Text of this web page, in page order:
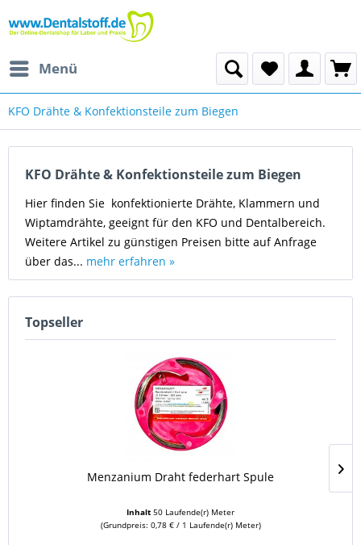
Menü
KFO Drähte & Konfektionsteile zum Biegen
KFO Drähte & Konfektionsteile zum Biegen
Hier finden Sie konfektionierte Drähte, Klammern und
Wiptamdrähte, geeignt für den KFO und Dentalbereich.
Weitere Artikel zu günstigen Preisen bitte auf Anfrage
über das... mehr erfahren »
Topseller
Menzanium Draht federhart Spule
Inhalt 50 Laufende(r) Meter
(Grundpreis: 0,78 € / 1 Laufende(r) Meter)